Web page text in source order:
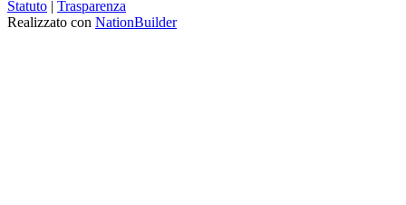
Statuto | Trasparenza
Realizzato con NationBuilder